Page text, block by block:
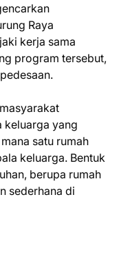
Raya
kerja sama
program tersebut,
keluarga yang
satu rumah
keluarga. Bentuk
berupa rumah
sederhana di